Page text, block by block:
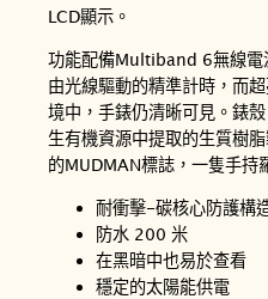
LCD顯示。
功能配備Multiband 6無線電
由光線驅動的精準計時，而
境中，手錶仍清晰可見。錶
生有機資源中提取的生質樹
的MUDMAN標誌，一隻手持
耐衝擊-碳核心防護構
防水 200 米
在黑暗中也易於查看
穩定的太陽能供電